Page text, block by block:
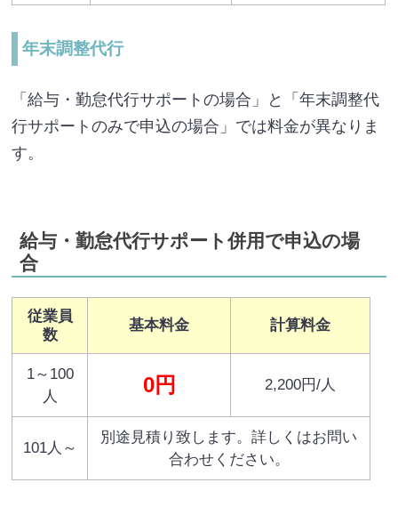
年末調整代行
「給与・勤怠代行サポートの場合」と「年末調整代
行サポートのみで申込の場合」では料金が異なりま
す。
給与・勤怠代行サポート併用で申込の場
合
従業員
数
基本料金 計算料金
1～100
人
0円 2,200円/人
101人～
別途見積り致します。詳しくはお問い
合わせください。